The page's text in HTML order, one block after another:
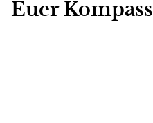
Euer Kompass